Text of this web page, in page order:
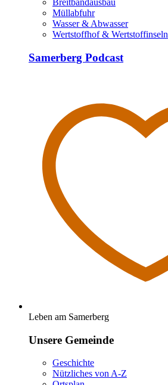
Breitbandausbau
Müllabfuhr
Wasser & Abwasser
Wertstoffhof & Wertstoffinseln
Samerberg Podcast
Leben am Samerberg
Unsere Gemeinde
Geschichte
Nützliches von A-Z